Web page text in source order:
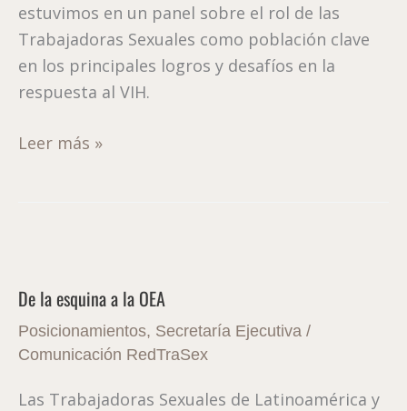
estuvimos en un panel sobre el rol de las
Trabajadoras Sexuales como población clave
en los principales logros y desafíos en la
respuesta al VIH.
Leer más »
De la esquina a la OEA
Posicionamientos, Secretaría Ejecutiva /
Comunicación RedTraSex
Las Trabajadoras Sexuales de Latinoamérica y
esquina
a
la